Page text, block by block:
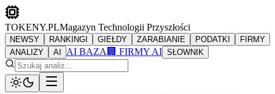
TOKENY.PLMagazyn Technologii Przyszłości
NEWSY RANKINGI GIEŁDY ZARABIANIE PODATKI
FIRMY
ANALIZY
AI AI BAZA 🏢 FIRMY AI SŁOWNIK